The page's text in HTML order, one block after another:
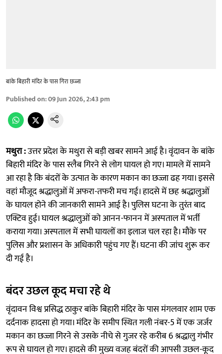
बांके बिहारी मंदिर के पास गिरा छज्जा
Published on:09 Jun 2026, 2:43 pm
मथुरा :उत्तर प्रदेश के मथुरा से बड़ी खबर सामने आई है। वृंदावन के बांके
बिहारी मंदिर के पास स्लैब गिरने से लोग घायल हो गए। मामले में सामने
आ रहा है कि बंदरों के उत्पात के कारण मकान का छज्जा ढह गया। इससे
वहां मौजूद श्रद्धालुओं में अफरा-तफरी मच गई। हादसे में छह श्रद्धालुओं
के घायल होने की जानकारी सामने आई है। पुलिस घटना के तुरंत बाद
एक्टिव हुई। घायल श्रद्धालुओं को आनन-फानन में अस्पताल में भर्ती
कराया गया। अस्पताल में सभी घायलों का इलाज चल रहा है। मौके पर
पुलिस और प्रशासन के अधिकारी पहुंच गए हैं। घटना की जांच शुरू कर
दी गई है।
बंदर उछल कूद मचा रहे थे
वृंदावन विश्व प्रसिद्ध ठाकुर बांके बिहारी मंदिर के पास मंगलवार शाम एक
दर्दनाक हादसा हो गया। मंदिर के समीप स्थित गली नंबर-5 में एक जर्जर
मकान का छज्जा गिरने से उसके नीचे से गुजर रहे करीब 6 श्रद्धालु गंभीर
रूप से घायल हो गए। हादसे की मुख्य वजह बंदरों की आपसी उछल-कूद